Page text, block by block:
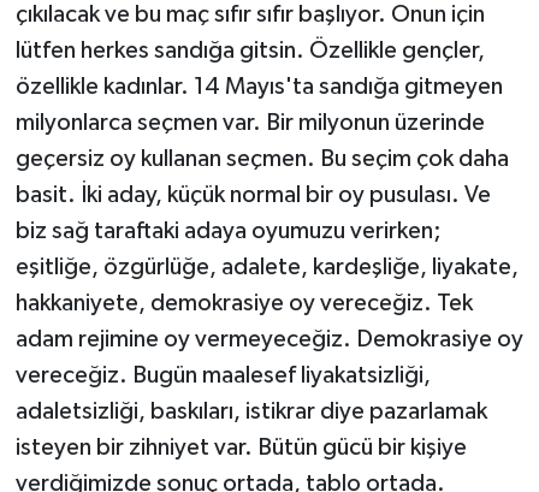
çıkılacak ve bu maç sıfır sıfır başlıyor. Onun için
lütfen herkes sandığa gitsin. Özellikle gençler,
özellikle kadınlar. 14 Mayıs'ta sandığa gitmeyen
milyonlarca seçmen var. Bir milyonun üzerinde
geçersiz oy kullanan seçmen. Bu seçim çok daha
basit. İki aday, küçük normal bir oy pusulası. Ve
biz sağ taraftaki adaya oyumuzu verirken;
eşitliğe, özgürlüğe, adalete, kardeşliğe, liyakate,
hakkaniyete, demokrasiye oy vereceğiz. Tek
adam rejimine oy vermeyeceğiz. Demokrasiye oy
vereceğiz. Bugün maalesef liyakatsizliği,
adaletsizliği, baskıları, istikrar diye pazarlamak
isteyen bir zihniyet var. Bütün gücü bir kişiye
verdiğimizde sonuç ortada, tablo ortada.